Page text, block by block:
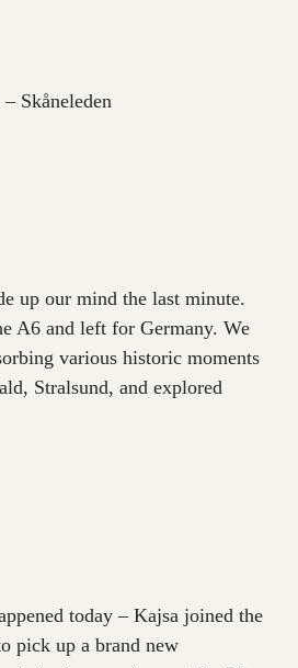
Skåneleden
up our mind the last minute.
A6 and left for Germany. We
various historic moments
Stralsund, and explored
today – Kajsa joined the
pick up a brand new